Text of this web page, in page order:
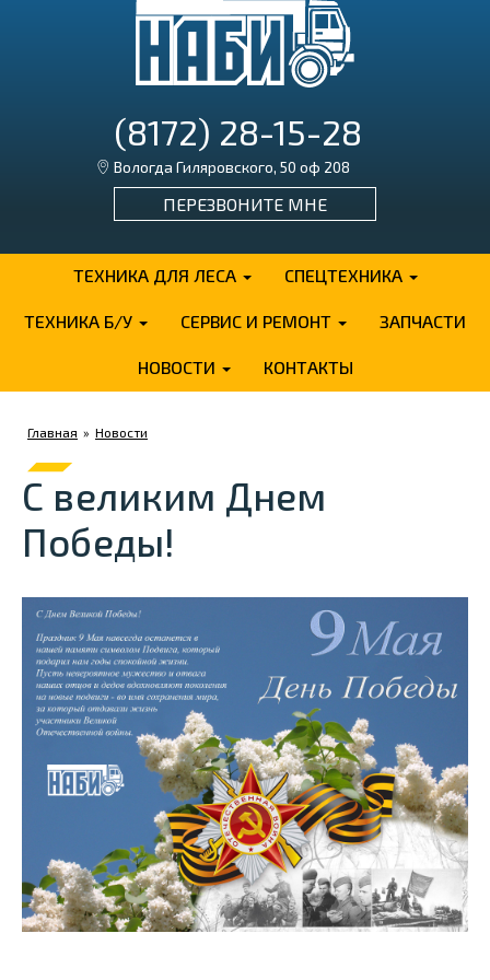
(8172) 28-15-28
Вологда Гиляровского, 50 оф 208
ПЕРЕЗВОНИТЕ МНЕ
ТЕХНИКА ДЛЯ ЛЕСА СПЕЦТЕХНИКА
ТЕХНИКА Б/У СЕРВИС И РЕМОНТ ЗАПЧАСТИ
НОВОСТИ КОНТАКТЫ
Главная » Новости
С великим Днем
Победы!